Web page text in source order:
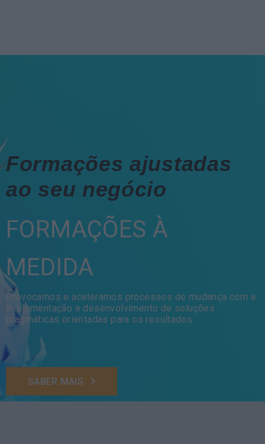
Formações ajustadas
ao seu negócio
FORMAÇÕES À
MEDIDA
Provocamos e aceleramos processos de mudança com a
implementação e desenvolvimento de soluções
pragmáticas orientadas para os resultados
SABER MAIS